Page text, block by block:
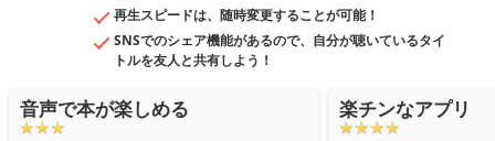
再生スピードは、随時変更することが可能！
SNSでのシェア機能があるので、自分が聴いているタイ
トルを友人と共有しよう！
音声で本が楽しめる 楽チンなアプリ